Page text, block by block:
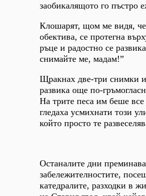
заобикалящото го пъстро
Клошарят, щом ме видя,
обектива, се протегна
ръце и радостно се
снимайте ме, мадам!”
Щракнах две-три снимки
развика още по-
На трите песа им беше
гледаха усмихнати този
който просто те
Останалите дни
забележителностите,
катедралите, разходки в